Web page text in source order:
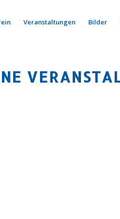
Veranstaltungen Bilder